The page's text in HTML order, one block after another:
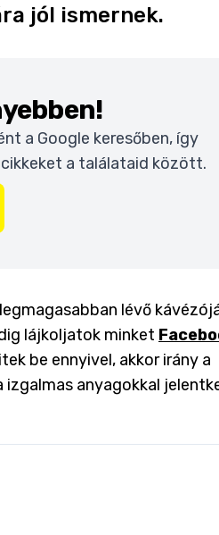
jól ismernek.
a Google keresőben, így
a találataid között.
lévő
lájkoljatok minket
be ennyivel, akkor irány a
anyagokkal